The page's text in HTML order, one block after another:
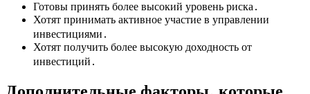
Готовы принять более высокий уровень риска․
Хотят принимать активное участие в управлении
инвестициями․
Хотят получить более высокую доходность от
инвестиций․